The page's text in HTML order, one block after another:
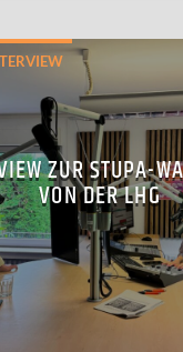
ZUR STUPA-
VON DER LHG